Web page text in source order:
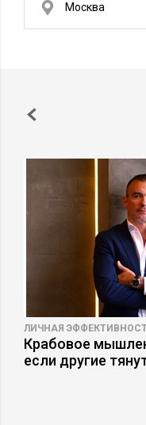
Москва
ЛИЧНАЯ
Крабовое
если другие